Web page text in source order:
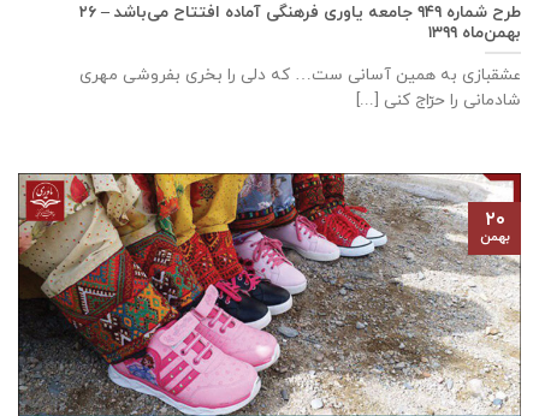
طرح شماره ۹۴۹ جامعه ياوری فرهنگی آماده افتتاح می‌باشد – ۲۶
بهمن‌ماه ۱۳۹۹
عشقبازی به همین آسانی ست… که دلی را بخری بفروشی مهری
شادمانی را حرّاج کنی [...]
۲۰
بهمن